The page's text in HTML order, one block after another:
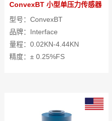
ConvexBT 小型单压力传感器
型号：ConvexBT
品牌：Interface
量程：0.02KN-4.44KN
精度：± 0.25%FS